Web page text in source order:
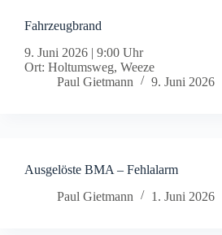
Fahrzeugbrand
9. Juni 2026 | 9:00 Uhr
Ort: Holtumsweg, Weeze
Paul Gietmann
9. Juni 2026
Ausgelöste BMA – Fehlalarm
Paul Gietmann
1. Juni 2026